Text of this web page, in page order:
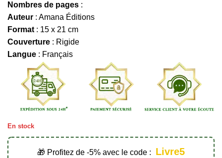
Nombres de pages :
Auteur : Amana Éditions
Format : 15 x 21 cm
Couverture : Rigide
Langue : Français
En stock
🎁 Profitez de -5% avec le code : Livre5